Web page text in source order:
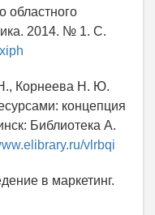
областного
2014. № 1. С.
Корнеева Н. Ю.
концепция
Библиотека А.
vlrbqi
в маркетинг.